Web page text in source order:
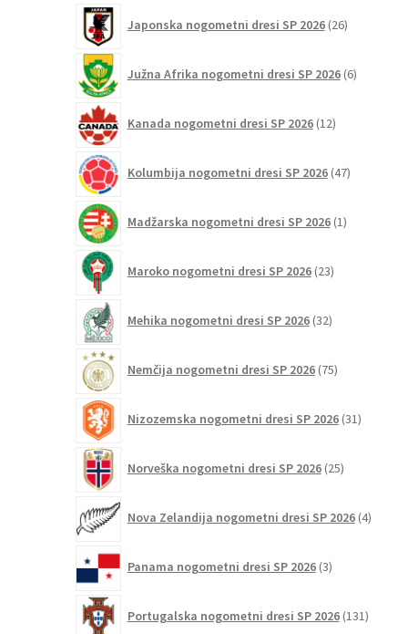
Japonska nogometni dresi SP 2026 26izdelkov
Južna Afrika nogometni dresi SP 2026 6izdelkov
Kanada nogometni dresi SP 2026 12izdelkov
Kolumbija nogometni dresi SP 2026 47izdelkov
Madžarska nogometni dresi SP 2026 1izdelek
Maroko nogometni dresi SP 2026 23izdelkov
Mehika nogometni dresi SP 2026 32izdelkov
Nemčija nogometni dresi SP 2026 75izdelkov
Nizozemska nogometni dresi SP 2026 31izdelkov
Norveška nogometni dresi SP 2026 25izdelkov
Nova Zelandija nogometni dresi SP 2026 4izdelki
Panama nogometni dresi SP 2026 3izdelki
Portugalska nogometni dresi SP 2026 131